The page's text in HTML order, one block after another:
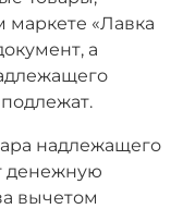
«Лавка
а
надлежащего
денежную
вычетом